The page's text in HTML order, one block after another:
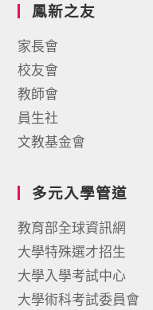
鳳新之友
家長會
校友會
教師會
員生社
文教基金會
多元入學管道
教育部全球資訊網
大學特殊選才招生
大學入學考試中心
大學術科考試委員會